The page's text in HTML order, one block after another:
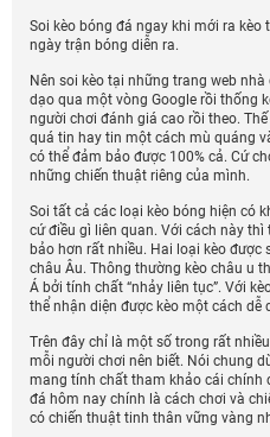
Soi kèo bóng đá ngay khi mới ra kèo
ngày trận bóng diễn ra.
Nên soi kèo tại những trang web
dạo qua một vòng Google rồi thống
người chơi đánh giá cao rồi theo.
quá tin hay tin một cách mù quáng
có thể đảm bảo được 100% cả. Cứ
những chiến thuật riêng của mình.
Soi tất cả các loại kèo bóng hiện có
cứ điều gì liên quan. Với cách này
bảo hơn rất nhiều. Hai loại kèo được
châu Âu. Thông thường kèo châu u
Á bởi tính chất “nhảy liên tục”. Với
thể nhận diện được kèo một cách dễ
Trên đây chỉ là một số trong rất
mỗi người chơi nên biết. Nói chung
mang tính chất tham khảo cái chính
đá hôm nay chính là cách chơi và
có chiến thuật tinh thân vững vàng